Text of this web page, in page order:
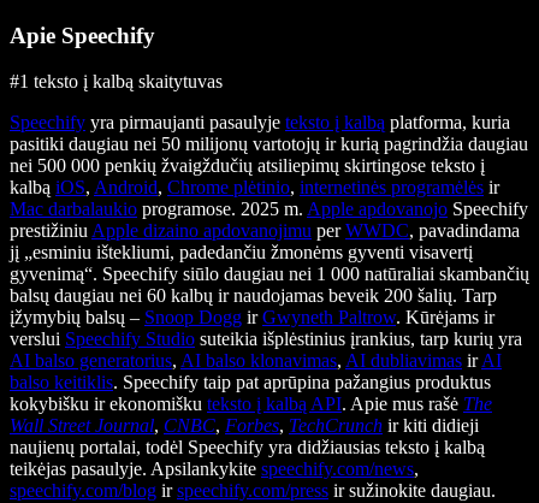
Apie Speechify
#1 teksto į kalbą skaitytuvas
Speechify yra pirmaujanti pasaulyje teksto į kalbą platforma, kuria
pasitiki daugiau nei 50 milijonų vartotojų ir kurią pagrindžia daugiau
nei 500 000 penkių žvaigždučių atsiliepimų skirtingose teksto į
kalbą iOS, Android, Chrome plėtinio, internetinės programėlės ir
Mac darbalaukio programose. 2025 m. Apple apdovanojo Speechify
prestižiniu Apple dizaino apdovanojimu perWWDC, pavadindama
jį „esminiu ištekliumi, padedančiu žmonėms gyventi visavertį
gyvenimą“. Speechify siūlo daugiau nei 1 000 natūraliai skambančių
balsų daugiau nei 60 kalbų ir naudojamas beveik 200 šalių. Tarp
įžymybių balsų – Snoop Dogg irGwyneth Paltrow. Kūrėjams ir
verslui Speechify Studio suteikia išplėstinius įrankius, tarp kurių yra
AI balso generatorius, AI balso klonavimas, AI dubliavimas irAI
balso keitiklis. Speechify taip pat aprūpina pažangius produktus
kokybišku ir ekonomišku teksto į kalbą API. Apie mus rašė The
Wall Street Journal, CNBC, Forbes, TechCrunch ir kiti didieji
naujienų portalai, todėl Speechify yra didžiausias teksto į kalbą
teikėjas pasaulyje. Apsilankykite speechify.com/news,
speechify.com/blog irspeechify.com/press ir sužinokite daugiau.